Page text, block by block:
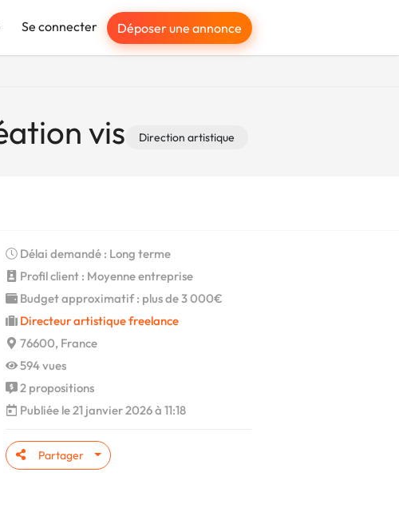
Se connecter Déposer une annonce
vis Direction artistique
Délai demandé : Long terme
Profil client : Moyenne entreprise
Budget approximatif : plus de 3 000€
Directeur artistique freelance
76600, France
594 vues
2 propositions
Publiée le 21 janvier 2026 à 11:18
Partager